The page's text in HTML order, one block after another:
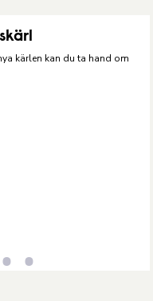
kärlen kan du ta hand om